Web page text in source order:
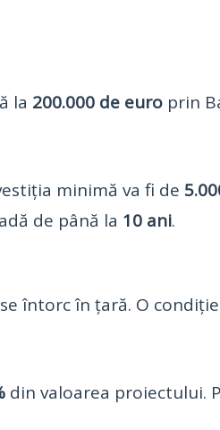
la 200.000 de euro prin
minimă va fi de
de până la 10 ani.
întorc în țară. O condiție
din valoarea proiectului.